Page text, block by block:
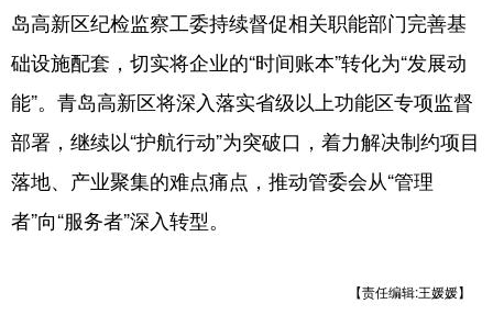
岛高新区纪检监察工委持续督促相关职能部门完善基
础设施配套，切实将企业的“时间账本”转化为“发展动
能”。青岛高新区将深入落实省级以上功能区专项监督
部署，继续以“护航行动”为突破口，着力解决制约项目
落地、产业聚集的难点痛点，推动管委会从“管理
者”向“服务者”深入转型。
【责任编辑:王媛媛】